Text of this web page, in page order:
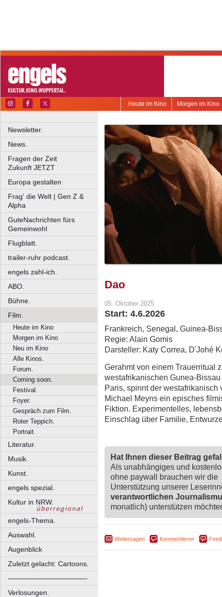
Morgen im Kino
Heute im Kino
Newsletter.
News.
Fragen der Zeit
Zukunft JETZT
Europa gestalten
Frag' die Welt | Gen Z &
Alpha
GuteNachrichten fürs
Gemeinwohl
Flugblatt.
trailer-ruhr podcast.
engels zahl-ich.
ABO.
Bühne.
Film.
Heute im Kino
Morgen im Kino
Neu im Kino
Alle Kinos.
Forum.
Coming soon.
Festival.
Foyer.
Gespräch zum Film.
Roter Teppich.
Portrait.
Literatur.
Musik.
Kunst.
engels spezial.
Kultur in NRW.
engels-Thema.
Auswahl.
Augenblick
Zuletzt gelacht: Cartoons.
––––––––––––––––––––
Verlosungen.
Dao
05. Oktober 2025
Start: 4.6.2026
Frankreich, Senegal, Guinea-
Regie: Alain Gomis
Darsteller: Katy Correa, D'Johé
Gerahmt von einem Trauerritual
westafrikanischen Gunea-
Paris, spinnt der
Michael Meyns ein episches
Fiktion. Experimentelles,
Einschlag über Familie,
Hat Ihnen dieser Beitrag
Als unabhängiges und
ohne paywall brauchen wir die
Unterstützung unserer
verantwortlichen
monatlich) unterstützen
Weitersagen Kommentieren